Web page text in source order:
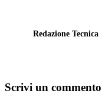
Redazione Tecnica
Scrivi un commento